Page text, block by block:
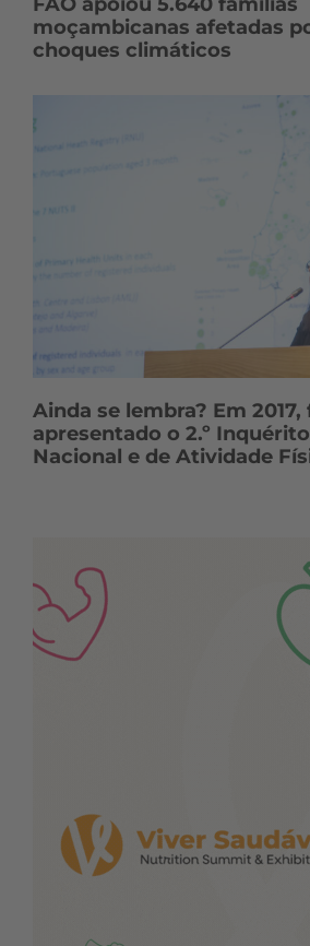
moçambicanas afetadas
choques climáticos
Ainda se lembra? Em 2017,
apresentado o 2.º
Nacional e de Atividade